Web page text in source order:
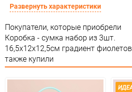
Сертификация
Особые условия
Минимальное количество 1
Развернуть характеристики
Покупатели, которые приобрели
Коробка - сумка набор из 3шт.
16,5х12х12,5см градиент
также купили